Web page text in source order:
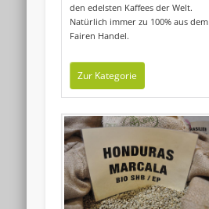
den edelsten Kaffees der Welt.
Natürlich immer zu 100% aus dem
Fairen Handel.
Zur Kategorie